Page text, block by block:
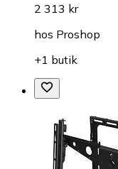
2 313 kr
hos Proshop
+1 butik